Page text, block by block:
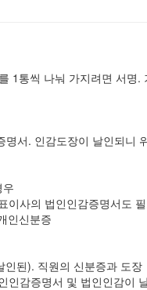
1통씩 나눠 가지려면 서명.
서. 인감도장이 날인되니
이사의 법인인감증명서도
인신분증
인된). 직원의 신분증과 도장
인감증명서 및 법인인감이